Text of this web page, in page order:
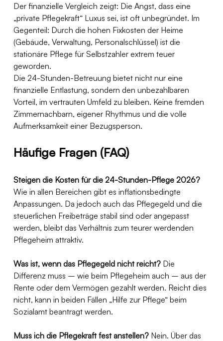
Der finanzielle Vergleich zeigt: Die Angst, dass eine
„private Pflegekraft“ Luxus sei, ist oft unbegründet. Im
Gegenteil: Durch die hohen Fixkosten der Heime
(Gebäude, Verwaltung, Personalschlüssel) ist die
stationäre Pflege für Selbstzahler extrem teuer
geworden.
Die 24-Stunden-Betreuung bietet nicht nur eine
finanzielle Entlastung, sondern den unbezahlbaren
Vorteil, im vertrauten Umfeld zu bleiben. Keine fremden
Zimmernachbarn, eigener Rhythmus und die volle
Aufmerksamkeit einer Bezugsperson.
Häufige Fragen (FAQ)
Steigen die Kosten für die 24-Stunden-Pflege 2026?
Wie in allen Bereichen gibt es inflationsbedingte
Anpassungen. Da jedoch auch das Pflegegeld und die
steuerlichen Freibeträge stabil sind oder angepasst
werden, bleibt das Verhältnis zum teurer werdenden
Pflegeheim attraktiv.
Was ist, wenn das Pflegegeld nicht reicht? Die
Differenz muss – wie beim Pflegeheim auch – aus der
Rente oder dem Vermögen gezahlt werden. Reicht dies
nicht, kann in beiden Fällen „Hilfe zur Pflege“ beim
Sozialamt beantragt werden.
Muss ich die Pflegekraft fest anstellen? Nein. Über das